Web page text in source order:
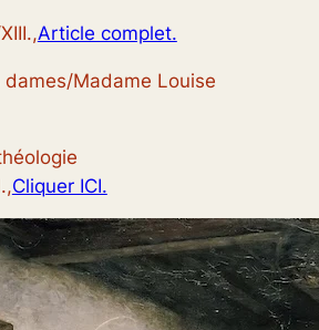
Article complet.
dames/Madame Louise
Cliquer ICI.